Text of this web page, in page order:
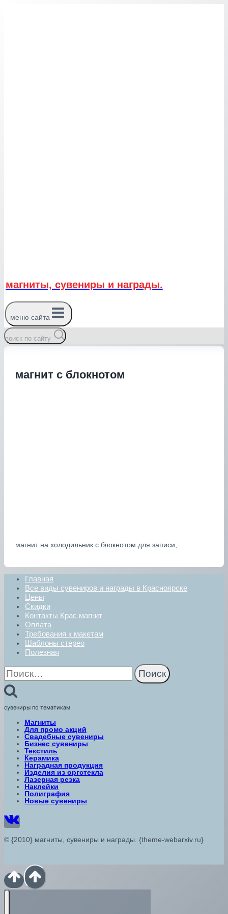
магниты, сувениры и награды.
меню сайта
поиск по сайту
магнит с блокнотом
магнит на холодильник с блокнотом для записи,
Главная
Все виды сувениров и награды в Красноярске
Цены
Скидки
Контакты Крас магнит
Оплата
Требования к макетам
Шаблоны стерео
Полезная
Найти:
сувениры по тематикам
Магниты
Для промо акций
Свадебные сувениры
Бизнес сувениры
Текстиль
Керамика
Наградная продукция
Изделия из оргстекла
Лазерная резка
Наклейки
Полиграфия
Новые сувениры
© {2010} магниты, сувениры и награды. {theme-webarxiv.ru}